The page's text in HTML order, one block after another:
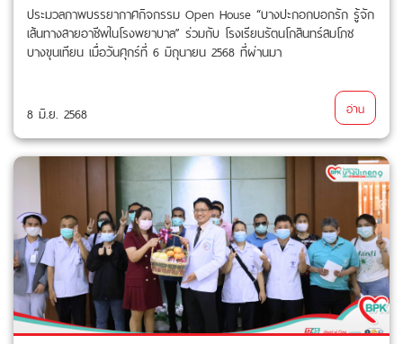
ประมวลภาพบรรยากาศกิจกรรม Open House “บางปะกอกบอกรัก รู้จัก
เส้นทางสายอาชีพในโรงพยาบาล” ร่วมกับ โรงเรียนรัตนโกสินทร์สมโภช
บางขุนเทียน เมื่อวันศุกร์ที่ 6 มิถุนายน 2568 ที่ผ่านมา
8 มิ.ย. 2568 อ่าน